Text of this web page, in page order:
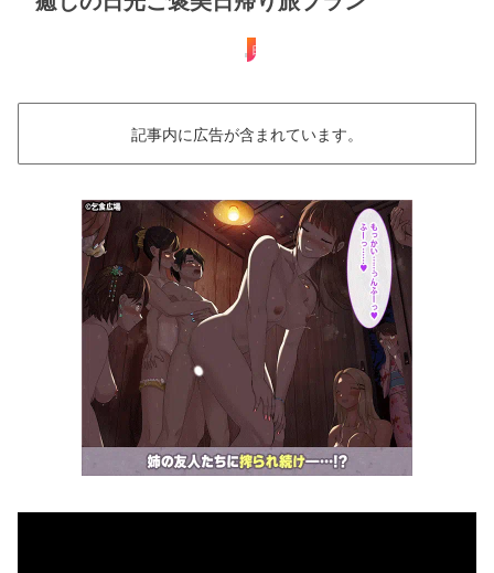
日帰り
記事内に広告が含まれています。